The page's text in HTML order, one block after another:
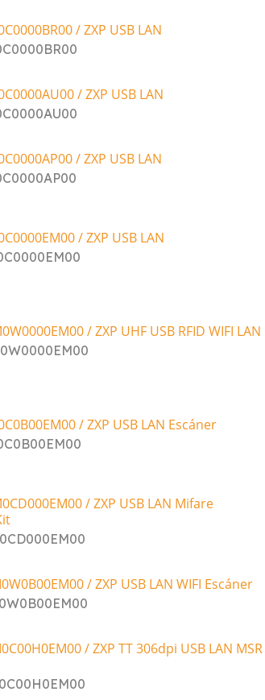
/ ZXP USB LAN
/ ZXP USB LAN
/ ZXP USB LAN
/ ZXP USB LAN
/ ZXP UHF USB RFID WIFI LAN
/ ZXP USB LAN Escáner
/ ZXP USB LAN Mifare
/ ZXP USB LAN WIFI Escáner
/ ZXP TT 306dpi USB LAN MSR